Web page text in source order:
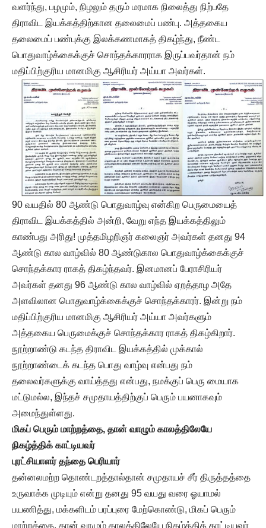
வளர்ந்து, பழமும், நிழலும் தரும் மரமாக நிலைத்து நிற்பதே
திராவிட இயக்கத்திற்கான தலைமைப் பண்பு. அத்தகைய
தலைமைப் பண்புக்கு இலக்கணமாகத் திகழ்ந்து, நீண்ட
பொதுவாழ்க்கைக்குச் சொந்தக்காரராக இருப்பவர்தான் நம்
மதிப்பிற்குரிய மானமிகு ஆசிரியர் அய்யா அவர்கள்.
90 வயதில் 80 ஆண்டு பொதுவாழ்வு என்கிற பெருமையைத்
திராவிட இயக்கத்தில் அன்றி, வேறு எந்த இயக்கத்திலும்
காண்பது அரிது! முத்தமிழறிஞர் கலைஞர் அவர்கள் தனது 94
ஆண்டு கால வாழ்வில் 80 ஆண்டுகால பொதுவாழ்க்கைக்குச்
சொந்தக்கார ராகத் திகழ்ந்தவர். இனமானப் பேராசிரியர்
அவர்கள் தனது 96 ஆண்டு கால வாழ்வில் ஏறத்தாழ அதே
அளவிலான பொதுவாழ்க்கைக்குச் சொந்தக்காரர். இன்று நம்
மதிப்பிற்குரிய மானமிகு ஆசிரியர் அய்யா அவர்களும்
அத்தகைய பெருமைக்குச் சொந்தக்கார ராகத் திகழ்கிறார்.
நூற்றாண்டு கடந்த திராவிட இயக்கத்தில் முக்கால்
நூற்றாண்டைக் கடந்த பொது வாழ்வு என்பது நம்
தலைவர்களுக்கு வாய்த்தது என்பது, நமக்குப் பெரு மையாக
மட்டுமல்ல, இந்தச் சமுதாயத்திற்குப் பெரும் பயனாகவும்
அமைந்துள்ளது.
மிகப் பெரும் மாற்றத்தை, தான் வாழும் காலத்திலேயே
நிகழ்த்திக் காட்டியவர்
புரட்சியாளர் தந்தை பெரியார்
தன்னலமற்ற தொண்டறத்தால்தான் சமுதாயச் சீர் திருத்தத்தை
உருவாக்க முடியும் என்று தனது 95 வயது வரை ஓயாமல்
பயணித்து, மக்களிடம் பரப்புரை மேற்கொண்டு, மிகப் பெரும்
மாற்றத்தை, தான் வாழும் காலத்திலேயே நிகழ்த்திக் காட்டியவர்